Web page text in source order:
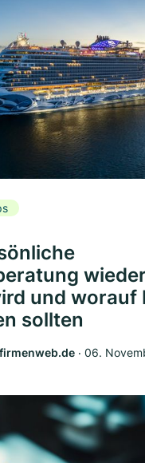
wieder
und worauf
sollten
‧ 06.